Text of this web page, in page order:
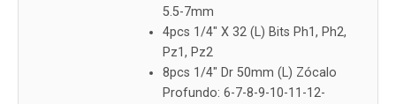
5.5-7mm
4pcs 1/4" X 32 (L) Bits Ph1, Ph2,
Pz1, Pz2
8pcs 1/4" Dr 50mm (L) Zócalo
Profundo: 6-7-8-9-10-11-12-